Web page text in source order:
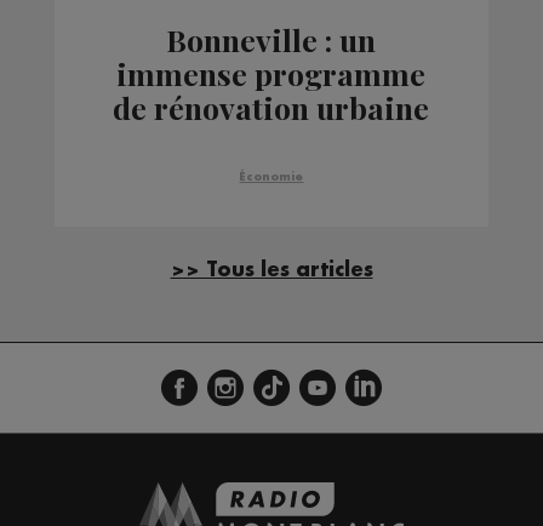
Bonneville : un
immense programme
de rénovation urbaine
Économie
>> Tous les articles